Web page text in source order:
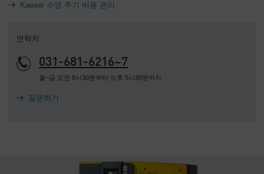
Kaeser 수명 주기 비용 관리
연락처
031-681-6216~7
월~금 오전 8시30분부터 오후 5시30분까지
질문하기